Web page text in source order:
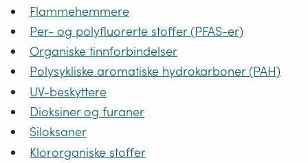
Flammehemmere
Per- og polyfluorerte stoffer (PFAS-er)
Organiske tinnforbindelser
Polysykliske aromatiske hydrokarboner (PAH)
UV-beskyttere
Dioksiner og furaner
Siloksaner
Klororganiske stoffer